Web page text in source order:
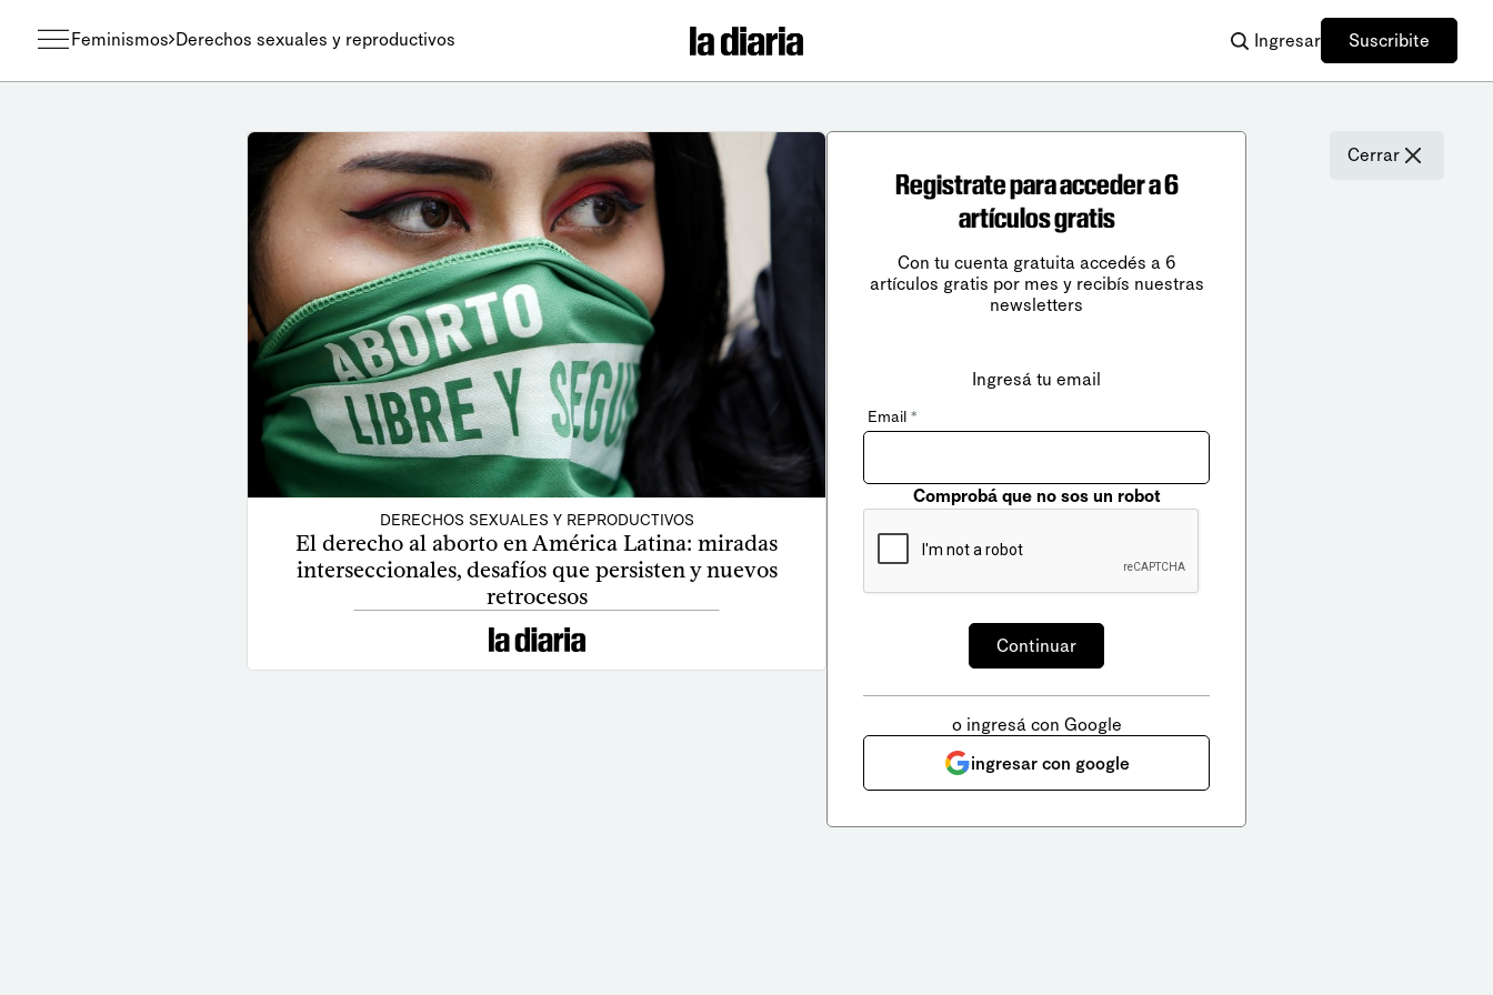
Feminismos Derechos sexuales y reproductivos Ingresar Suscribite
DERECHOS SEXUALES Y REPRODUCTIVOS
El derecho al aborto en América Latina: miradas
interseccionales, desafíos que persisten y nuevos
retrocesos
Cerrar
Registrate para acceder a 6
artículos gratis
Con tu cuenta gratuita accedés a 6
artículos gratis por mes y recibís nuestras
newsletters
Ingresá tu email
Email *
Comprobá que no sos un robot
o ingresá con Google
ingresar con google